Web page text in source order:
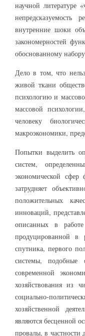
научной литературе
внутренние шоки
закономерностей
обоснованному
Дело в том, что
живой ткани
психологию и
массовой
человеку
макроэкономики,
Попытки выделить
систем,
экономической сфер
затрудняет
положительных
инноваций,
описанных в
продуцированной в
спутника, первого
системы, подобные
современной
хозяйствования из
социально-
хозяйственной
являются бесценной
провалы, в частности